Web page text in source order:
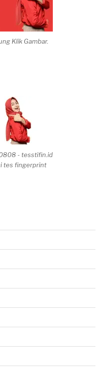
Klik Gambar.
- tesstifin.id
tes fingerprint